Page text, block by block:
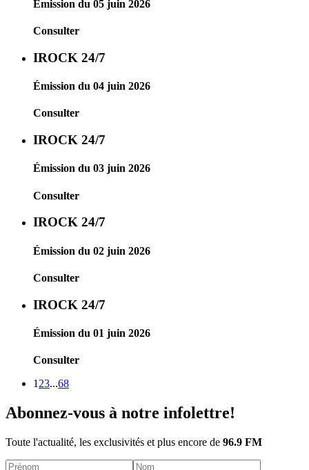
Émission du 05 juin 2026
Consulter
IROCK 24/7
Émission du 04 juin 2026
Consulter
IROCK 24/7
Émission du 03 juin 2026
Consulter
IROCK 24/7
Émission du 02 juin 2026
Consulter
IROCK 24/7
Émission du 01 juin 2026
Consulter
1 23...68
Abonnez-vous à notre infolettre!
Toute l'actualité, les exclusivités et plus encore de 96.9 FM